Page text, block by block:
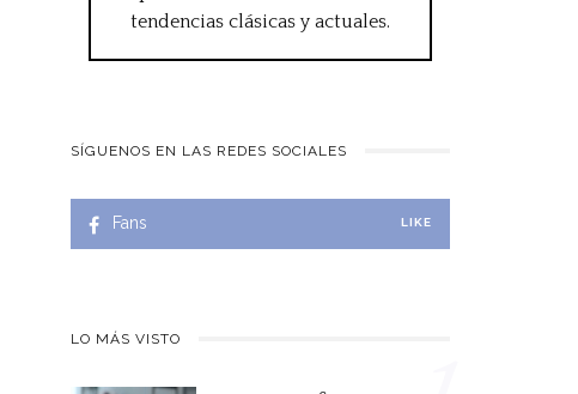
tendencias clásicas y actuales.
SÍGUENOS EN LAS REDES SOCIALES
Fans LIKE
LO MÁS VISTO